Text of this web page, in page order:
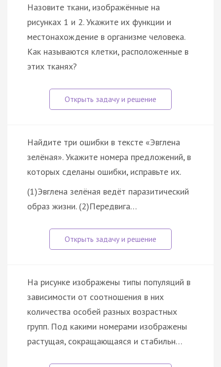
Назовите ткани, изображённые на
рисунках 1 и 2. Укажите их функции и
местонахождение в организме человека.
Как называются клетки, расположенные в
этих тканях?
Найдите три ошибки в тексте «Эвглена
зелёная». Укажите номера предложений, в
которых сделаны ошибки, исправьте их.
(1)Эвглена зелёная ведёт паразитический
образ жизни. (2)Передвига…
На рисунке изображены типы популяций в
зависимости от соотношения в них
количества особей разных возрастных
групп. Под какими номерами изображены
растущая, сокращающаяся и стабильн…